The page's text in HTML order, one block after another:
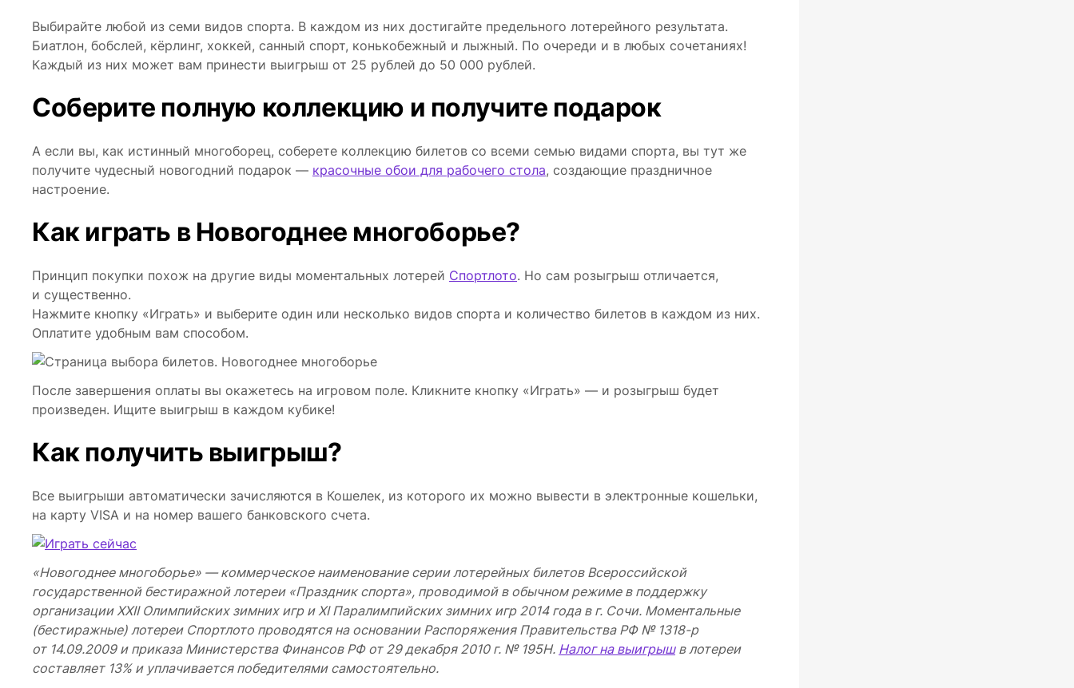
Выбирайте любой из семи видов спорта. В каждом из них достигайте предельного лотерейного результата.
Биатлон, бобслей, кёрлинг, хоккей, санный спорт, конькобежный и лыжный. По очереди и в любых сочетаниях!
Каждый из них может вам принести выигрыш от 25 рублей до 50 000 рублей.
Соберите полную коллекцию и получите подарок
А если вы, как истинный многоборец, соберете коллекцию билетов со всеми семью видами спорта, вы тут же
получите чудесный новогодний подарок ― красочные обои для рабочего стола, создающие праздничное
настроение.
Как играть в Новогоднее многоборье?
Принцип покупки похож на другие виды моментальных лотерей Спортлото. Но сам розыгрыш отличается,
и существенно.
Нажмите кнопку «Играть» и выберите один или несколько видов спорта и количество билетов в каждом из них.
Оплатите удобным вам способом.
После завершения оплаты вы окажетесь на игровом поле. Кликните кнопку «Играть» ― и розыгрыш будет
произведен. Ищите выигрыш в каждом кубике!
Как получить выигрыш?
Все выигрыши автоматически зачисляются в Кошелек, из которого их можно вывести в электронные кошельки,
на карту VISA и на номер вашего банковского счета.
«Новогоднее многоборье» — коммерческое наименование серии лотерейных билетов Всероссийской
государственной бестиражной лотереи «Праздник спорта», проводимой в обычном режиме в поддержку
организации XXII Олимпийских зимних игр и XI Паралимпийских зимних игр 2014 года в г. Сочи. Моментальные
(бестиражные) лотереи Спортлото проводятся на основании Распоряжения Правительства РФ № 1318-р
от 14.09.2009 и приказа Министерства Финансов РФ от 29 декабря 2010 г. № 195Н. Налог на выигрышв лотереи
составляет 13% и уплачивается победителями самостоятельно.